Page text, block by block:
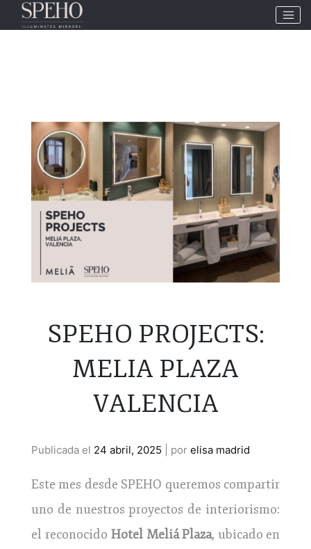
SPEHO PROJECTS:
MELIA PLAZA
VALENCIA
Publicada el 24 abril, 2025 por elisa madrid
Este mes desde SPEHO queremos compartir
uno de nuestros proyectos de interiorismo:
el reconocido Hotel Meliá Plaza, ubicado en